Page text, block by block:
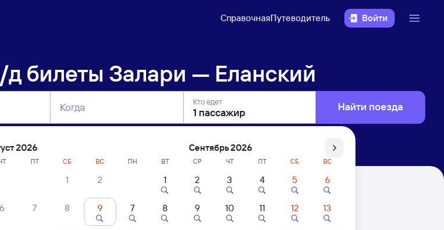
СправочнаяПутеводитель Войти
билеты Залари — Еланский
Когда Кто едет Найти поезда
Залари — Еланский
2026
ПТ СБ ВС
1 2
6 7 8 9
Сентябрь 2026
ПН ВТ СР ЧТ ПТ СБ ВС
1 2 3 4 5 6
7 8 9 10 11 12 13